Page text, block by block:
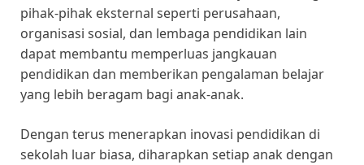
pihak-pihak eksternal seperti perusahaan,
organisasi sosial, dan lembaga pendidikan lain
dapat membantu memperluas jangkauan
pendidikan dan memberikan pengalaman belajar
yang lebih beragam bagi anak-anak.
Dengan terus menerapkan inovasi pendidikan di
sekolah luar biasa, diharapkan setiap anak dengan